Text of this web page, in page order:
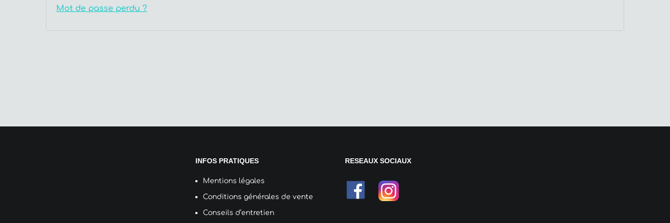
Mot de passe perdu ?
INFOS PRATIQUES
Mentions légales
Conditions générales de vente
Conseils d’entretien
RESEAUX SOCIAUX